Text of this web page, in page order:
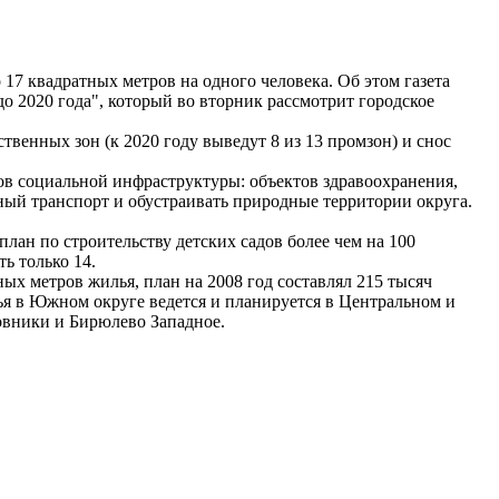
метров на одного человека. Об этом газета
года", который во вторник рассмотрит городское
зон (к 2020 году выведут 8 из 13 промзон) и снос
социальной инфраструктуры: объектов здравоохранения,
транспорт и обустраивать природные территории округа.
по строительству детских садов более чем на 100
только 14.
метров жилья, план на 2008 год составлял 215 тысяч
в Южном округе ведется и планируется в Центральном и
и Бирюлево Западное.